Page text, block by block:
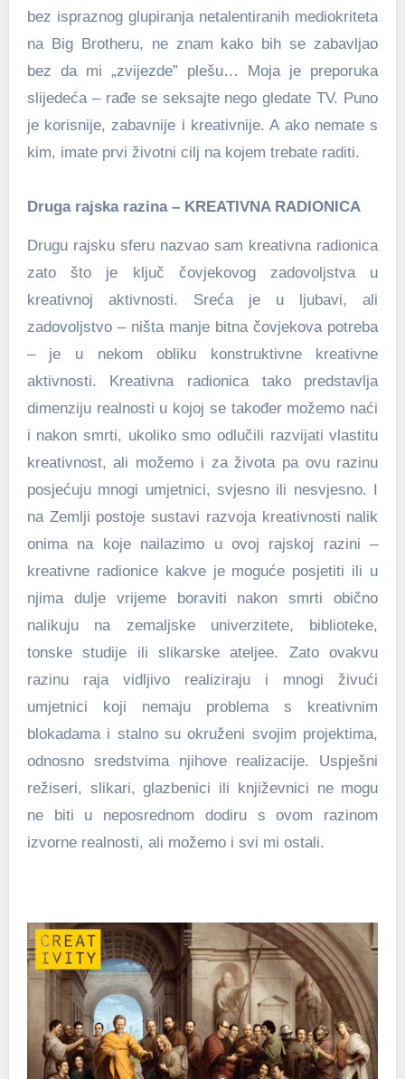
bez ispraznog glupiranja netalentiranih mediokriteta
na Big Brotheru, ne znam kako bih se zabavljao
bez da mi „zvijezde” plešu… Moja je preporuka
slijedeća – rađe se seksajte nego gledate TV. Puno
je korisnije, zabavnije i kreativnije. A ako nemate s
kim, imate prvi životni cilj na kojem trebate raditi.
Druga rajska razina – KREATIVNA RADIONICA
Drugu rajsku sferu nazvao sam kreativna radionica
zato što je ključ čovjekovog zadovoljstva u
kreativnoj aktivnosti. Sreća je u ljubavi, ali
zadovoljstvo – ništa manje bitna čovjekova potreba
– je u nekom obliku konstruktivne kreativne
aktivnosti. Kreativna radionica tako predstavlja
dimenziju realnosti u kojoj se također možemo naći
i nakon smrti, ukoliko smo odlučili razvijati vlastitu
kreativnost, ali možemo i za života pa ovu razinu
posjećuju mnogi umjetnici, svjesno ili nesvjesno. I
na Zemlji postoje sustavi razvoja kreativnosti nalik
onima na koje nailazimo u ovoj rajskoj razini –
kreativne radionice kakve je moguće posjetiti ili u
njima dulje vrijeme boraviti nakon smrti obično
nalikuju na zemaljske univerzitete, biblioteke,
tonske studije ili slikarske ateljee. Zato ovakvu
razinu raja vidljivo realiziraju i mnogi živući
umjetnici koji nemaju problema s kreativnim
blokadama i stalno su okruženi svojim projektima,
odnosno sredstvima njihove realizacije. Uspješni
režiseri, slikari, glazbenici ili književnici ne mogu
ne biti u neposrednom dodiru s ovom razinom
izvorne realnosti, ali možemo i svi mi ostali.